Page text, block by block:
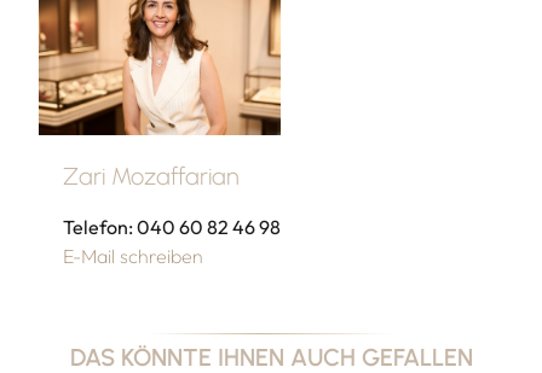
Zari Mozaffarian
Telefon: 040 60 82 46 98
E-Mail schreiben
DAS KÖNNTE IHNEN AUCH GEFALLEN